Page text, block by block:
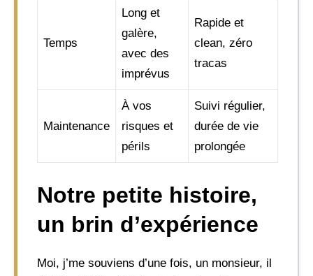
Temps
Long et
galère,
avec des
imprévus
Rapide et
clean, zéro
tracas
Maintenance
À vos
risques et
périls
Suivi régulier,
durée de vie
prolongée
Notre petite histoire,
un brin d’expérience
Moi, j’me souviens d’une fois, un monsieur, il